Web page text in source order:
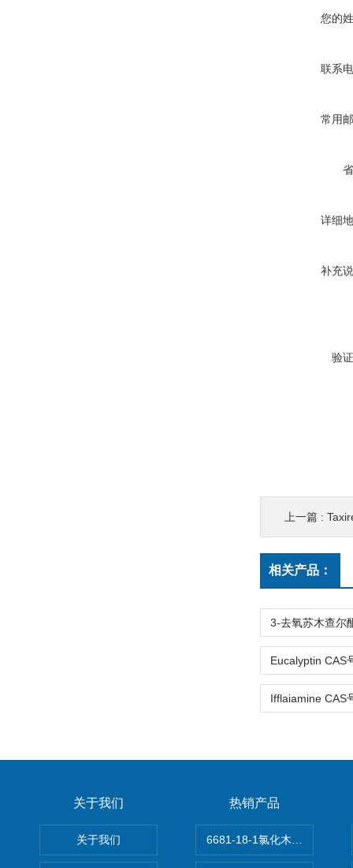
您的
联系
常用
详细
补充
验
上一篇 :
相关产品：
关于我们
关于我们
热销产品
6681-18-1氯化木兰花碱